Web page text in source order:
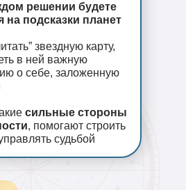
решении будете
на подсказки планет
звездную карту,
в ней важную
о себе, заложенную
сильные стороны
, помогают строить
судьбой